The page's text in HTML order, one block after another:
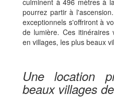
pourrez partir à
exceptionnels s'offriront à
de lumière. Ces itinéraires
en villages, les plus beaux
Une location
beaux villages